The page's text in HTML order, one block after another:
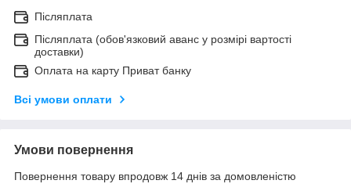
Післяплата
Післяплата (обов'язковий аванс у розмірі вартості
доставки)
Оплата на карту Приват банку
Всі умови оплати
Умови повернення
Повернення товару впродовж 14 днів за домовленістю